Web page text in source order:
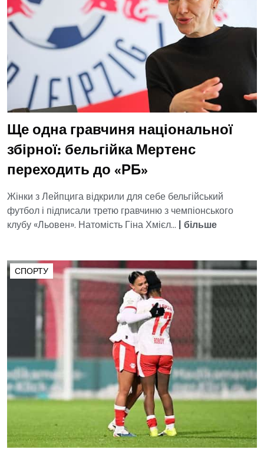
Ще одна гравчиня національної
збірної: бельгійка Мертенс
переходить до «РБ»
Жінки з Лейпцига відкрили для себе бельгійський
футбол і підписали третю гравчиню з чемпіонського
клубу «Льовен». Натомість Гіна Хмієл... | більше
СПОРТУ